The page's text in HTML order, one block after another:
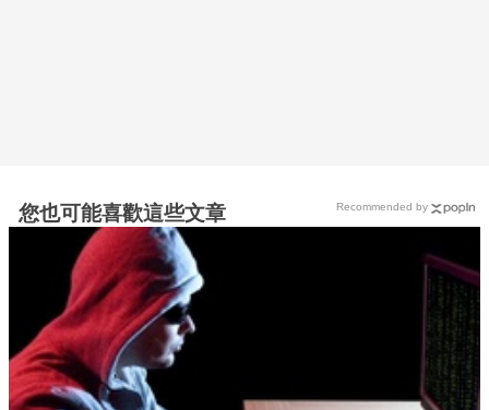
您也可能喜歡這些文章 Recommended by